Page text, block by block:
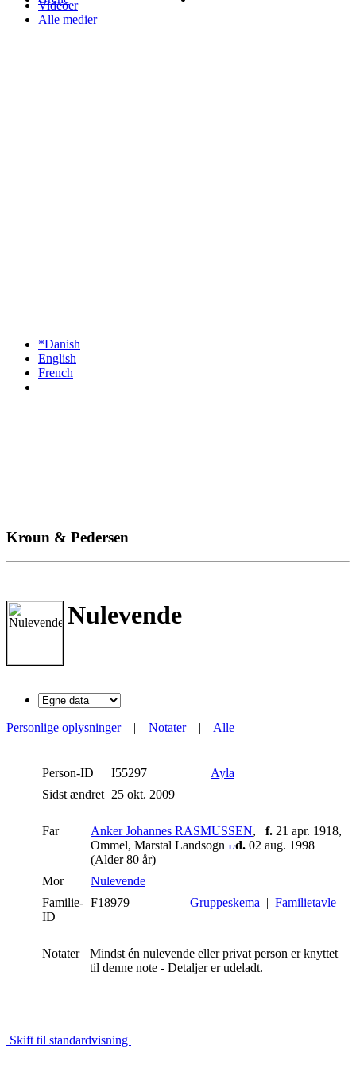
Videoer
Alle medier
*Danish
English
French
Kroun & Pedersen
Nulevende
Personlige oplysninger| Notater| Alle
Person-ID I55297
Ayla
Sidst ændret 25 okt. 2009
Far Anker Johannes RASMUSSEN, f. 21 apr. 1918,
Ommel, Marstal Landsogn
d. 02 aug. 1998
(Alder 80 år)
Mor
Nulevende
Familie-
ID
F18979 Gruppeskema | Familietavle
Notater
Mindst én nulevende eller privat person er knyttet
til denne note - Detaljer er udeladt.
Skift til standardvisning